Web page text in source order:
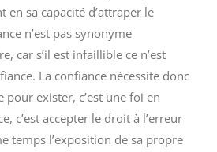
en sa capacité d’attraper le
n’est pas synonyme
car s’il est infaillible ce n’est
La confiance nécessite donc
pour exister, c’est une foi en
c’est accepter le droit à l’erreur
temps l’exposition de sa propre